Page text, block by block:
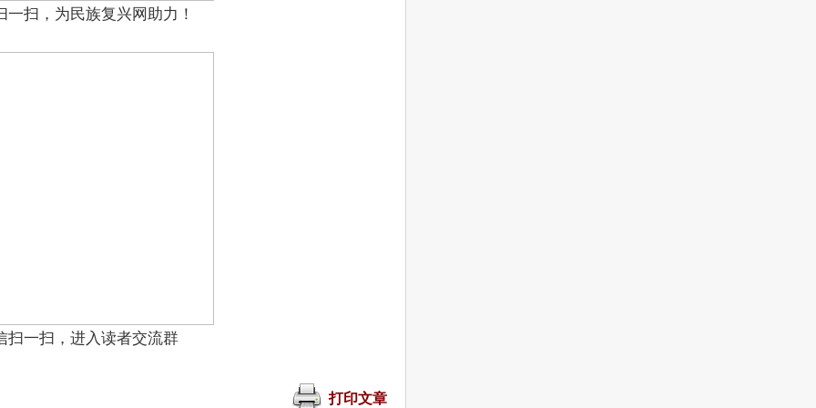
一扫，为民族复兴网助力！
扫一扫，进入读者交流群
打印文章